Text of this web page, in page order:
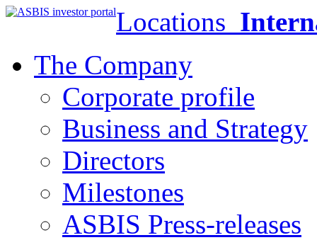
Locations
The Company
Corporate profile
Business and Strategy
Directors
Milestones
ASBIS Press-releases